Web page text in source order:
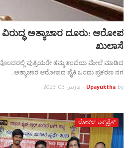
ಅತ್ಯಾಚಾರ ದೂರು: ಆರೋಪ
ಖುಲಾಸೆ
ಪುತ್ರಿಯರೇ ತಮ್ಮ ತಂದೆಯ ಮೇಲೆ ಮಾಡಿದ
ಅತ್ಯಾಚಾರ ಆರೋಪದ ಪೈಕಿ ಒಂದು ಪ್ರಕರಣ ನಗ…
by
Upayuktha
- مارس 03, 2023
ಲೋಕಲ್ ಎಕ್ಸ್‌ಪ್ರೆಸ್